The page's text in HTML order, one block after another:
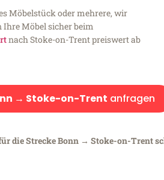
Möbelstück oder mehrere, wir
Möbel sicher beim
nach Stoke-on-Trent preiswert ab
→ Stoke-on-Trent anfragen
die Strecke Bonn → Stoke-on-Trent